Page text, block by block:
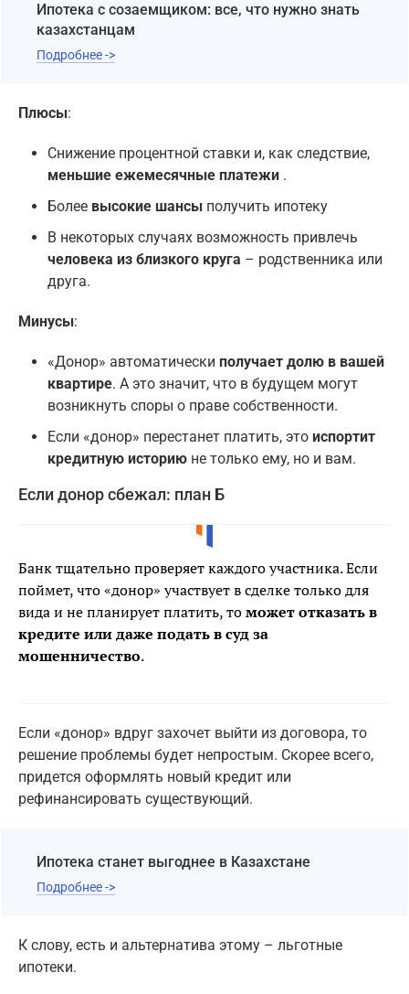
Ипотека с созаемщиком: все, что нужно знать
казахстанцам
Подробнее ->
Плюсы:
Снижение процентной ставки и, как следствие,
меньшие ежемесячные платежи .
Более высокие шансы получить ипотеку
В некоторых случаях возможность привлечь
человека из близкого круга – родственника или
друга.
Минусы:
«Донор» автоматически получает долю в вашей
квартире. А это значит, что в будущем могут
возникнуть споры о праве собственности.
Если «донор» перестанет платить, это испортит
кредитную историю не только ему, но и вам.
Если донор сбежал: план Б
Банк тщательно проверяет каждого участника. Если
поймет, что «донор» участвует в сделке только для
вида и не планирует платить, томожет отказать в
кредите или даже подать в суд за
мошенничество.
Если «донор» вдруг захочет выйти из договора, то
решение проблемы будет непростым. Скорее всего,
придется оформлять новый кредит или
рефинансировать существующий.
Ипотека станет выгоднее в Казахстане
Подробнее ->
К слову, есть и альтернатива этому – льготные
ипотеки.